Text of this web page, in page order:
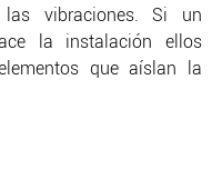
vibraciones. Si un
la instalación ellos
que aíslan la